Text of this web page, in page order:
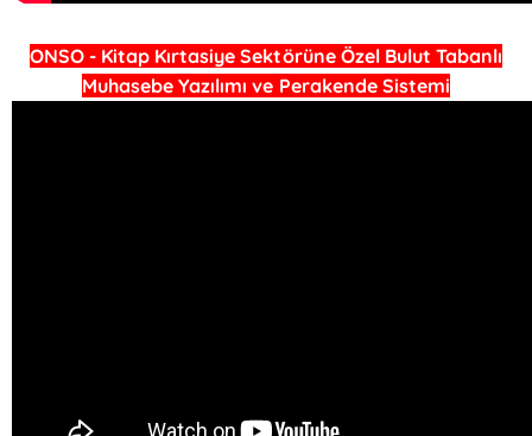
ONSO - Kitap Kırtasiye Sektörüne Özel Bulut Tabanlı
Muhasebe Yazılımı ve Perakende Sistemi